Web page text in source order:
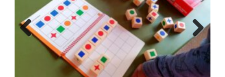
Prev
Next